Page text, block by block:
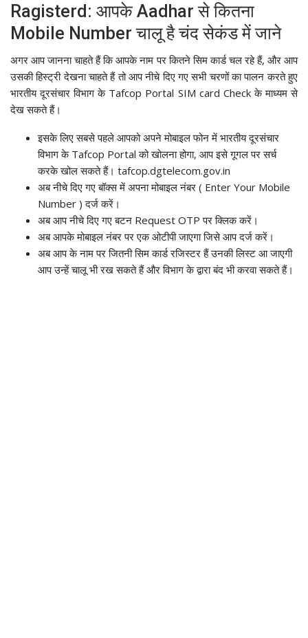
Ragisterd: आपके Aadhar से कितना
Mobile Number चालू है चंद सेकंड में जाने
अगर आप जानना चाहते हैं कि आपके नाम पर कितने सिम कार्ड चल रहे हैं, और आप
उसकी हिस्ट्री देखना चाहते हैं तो आप नीचे दिए गए सभी चरणों का पालन करते हुए
भारतीय दूरसंचार विभाग के Tafcop Portal SIM card Check के माध्यम से
देख सकते हैं।
इसके लिए सबसे पहले आपको अपने मोबाइल फोन में भारतीय दूरसंचार
विभाग के Tafcop Portal को खोलना होगा, आप इसे गूगल पर सर्च
करके खोल सकते हैं। tafcop.dgtelecom.gov.in
अब नीचे दिए गए बॉक्स में अपना मोबाइल नंबर ( Enter Your Mobile
Number ) दर्ज करें।
अब आप नीचे दिए गए बटन Request OTP पर क्लिक करें।
अब आपके मोबाइल नंबर पर एक ओटीपी जाएगा जिसे आप दर्ज करें।
अब आप के नाम पर जितनी सिम कार्ड रजिस्टर हैं उनकी लिस्ट आ जाएगी
आप उन्हें चालू भी रख सकते हैं और विभाग के द्वारा बंद भी करवा सकते हैं।